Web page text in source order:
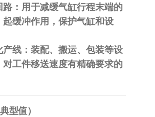
路​​：用于减缓气缸行程末端的
起缓冲作用，保护气缸和设
产线​​：装配、搬运、包装等设
对工件移送速度有精确要求的
型值）​